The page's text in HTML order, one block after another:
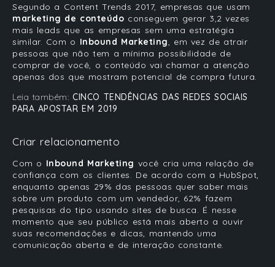
Segundo a Content Trends 2017, empresas que usam
marketing de conteúdo conseguem gerar 3,2 vezes
mais leads que as empresas sem uma estratégia
similar. Com o Inbound Marketing , em vez de atrair
pessoas que não tem a mínima possibilidade de
comprar de você, o conteúdo vai chamar a atenção
apenas dos que mostram potencial de compra futura.
Leia também:CINCO TENDÊNCIAS DAS REDES SOCIAIS
PARA APOSTAR EM 2019
Criar relacionamento
Com o Inbound Marketing você cria uma relação de
confiança com os clientes. De acordo com a HubSpot,
enquanto apenas 29% das pessoas quer saber mais
sobre um produto com um vendedor, 62% fazem
pesquisas do tipo usando sites de busca. É nesse
momento que seu público está mais aberto a ouvir
suas recomendações e dicas, mantendo uma
comunicação aberta e de interação constante.